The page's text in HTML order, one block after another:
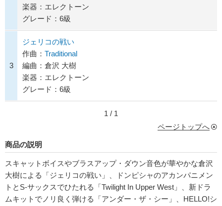
楽器：エレクトーン
グレード：6級
3
ジェリコの戦い
作曲： Traditional
編曲：倉沢 大樹
楽器：エレクトーン
グレード：6級
1 / 1
ページトップへ
商品の説明
スキャットボイスやブラスアップ・ダウン音色が華やかな倉沢
大樹による「ジェリコの戦い」、ドンピシャのアカンパニメン
トとS-サックスでひたれる「Twilight In Upper West」、新ドラ
ムキットでノリ良く弾ける「アンダー・ザ・シー」、HELLO!シ